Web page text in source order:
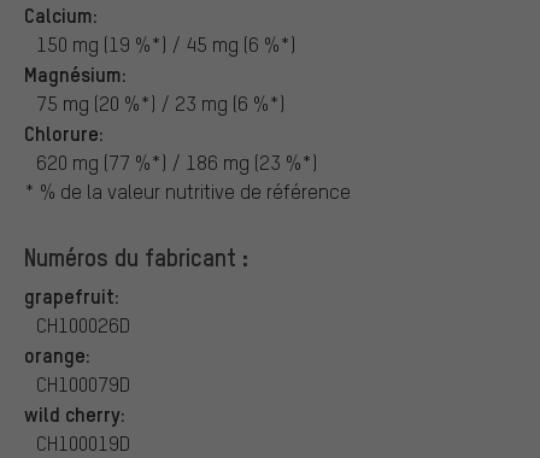
Calcium:
150 mg (19 %*) / 45 mg (6 %*)
Magnésium:
75 mg (20 %*) / 23 mg (6 %*)
Chlorure:
620 mg (77 %*) / 186 mg (23 %*)
* % de la valeur nutritive de référence
Numéros du fabricant :
grapefruit:
CH100026D
orange:
CH100079D
wild cherry:
CH100019D